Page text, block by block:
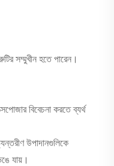
সম্মুখীন হতে পারেন।
বিবেচনা করতে ব্যর্থ
উপাদানগুলিকে
যায়।